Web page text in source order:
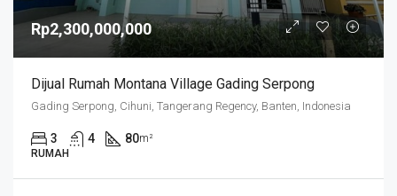
Rp2,300,000,000
Dijual Rumah Montana Village Gading Serpong
Gading Serpong, Cihuni, Tangerang Regency, Banten, Indonesia
3 4 80m²
RUMAH